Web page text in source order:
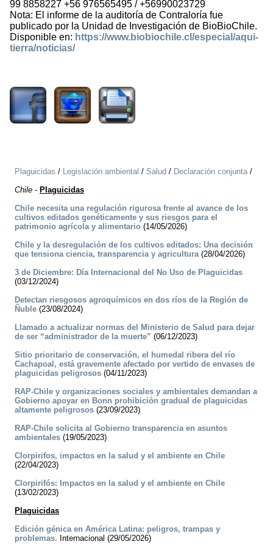
99 8858227 +56 976565495 / +56990023729
Nota: El informe de la auditoría de Contraloría fue
publicado por la Unidad de Investigación de BioBioChile.
Disponible en: https://www.biobiochile.cl/especial/aqui-
tierra/noticias/
Plaguicidas / Legislación ambiental / Salud / Declaración conjunta/
Chile - Plaguicidas
Chile necesita una regulación rigurosa frente al avance de los
cultivos editados genéticamente y sus riesgos para el
patrimonio agrícola y alimentario (14/05/2026)
Chile y la desregulación de los cultivos editados: Una decisión
que tensiona ciencia, transparencia y agricultura(28/04/2026)
3 de Diciembre: Día Internacional del No Uso de Plaguicidas
(03/12/2024)
Detectan riesgosos agroquímicos en dos ríos de la Región de
Ñuble (23/08/2024)
Llamado a actualizar normas del Ministerio de Salud para dejar
de ser “administrador de la muerte” (06/12/2023)
Sitio prioritario de conservación, el humedal ribera del río
Cachapoal, está gravemente afectado por vertido de envases de
plaguicidas peligrosos (04/11/2023)
RAP-Chile y organizaciones sociales y ambientales demandan a
Gobierno apoyar en Bonn prohibición gradual de plaguicidas
altamente peligrosos (23/09/2023)
RAP-Chile solicita al Gobierno transparencia en asuntos
ambientales (19/05/2023)
Clorpirifos, impactos en la salud y el ambiente en Chile
(22/04/2023)
Clorpirifós: Impactos en la salud y el ambiente en Chile
(13/02/2023)
Plaguicidas
Edición génica en América Latina: peligros, trampas y
problemas. Internacional (29/05/2026)